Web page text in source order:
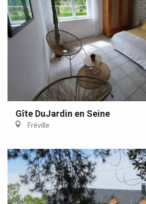
Gîte DuJardin en Seine
Fréville